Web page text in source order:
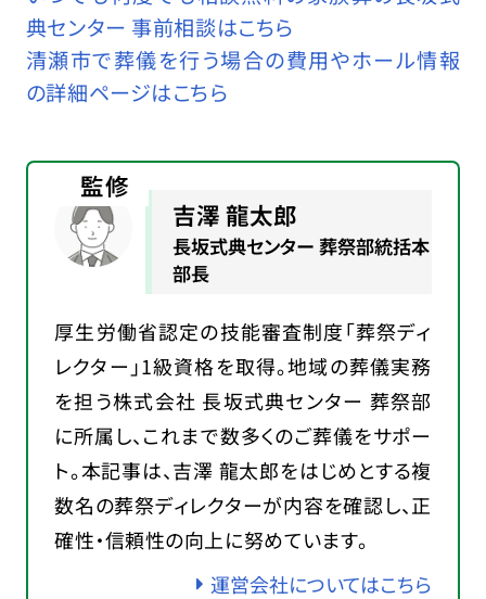
典センター 事前相談はこちら
清瀬市で葬儀を行う場合の費用やホール情報
の詳細ページはこちら
監修
吉澤 龍太郎
長坂式典センター 葬祭部統括本
部長
厚生労働省認定の技能審査制度「葬祭ディ
レクター」1級資格を取得。地域の葬儀実務
を担う株式会社 長坂式典センター 葬祭部
に所属し、これまで数多くのご葬儀をサポー
ト。本記事は、吉澤 龍太郎をはじめとする複
数名の葬祭ディレクターが内容を確認し、正
確性・信頼性の向上に努めています。
運営会社についてはこちら